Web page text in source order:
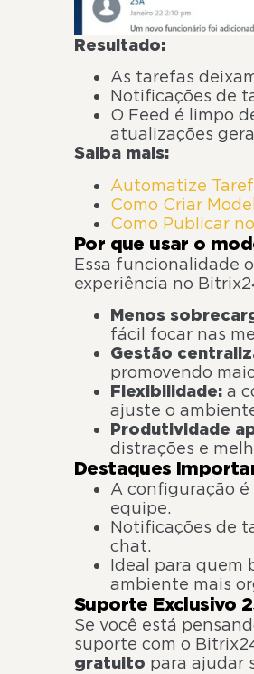
Resultado:
As tarefas
Notificações de
O Feed é limpo
atualizações
Saiba mais:
Automatize
Como Criar
Como Publicar
Por que usar o
Essa funcionalidade
experiência no
Menos
fácil focar nas
Gestão
promovendo
Flexibilidade: a
ajuste o
Produtividade
distrações e
Destaques
A configuração é
equipe.
Notificações de
chat.
Ideal para quem
ambiente mais
Suporte Exclusivo
Se você está
suporte com o
gratuito para ajudar